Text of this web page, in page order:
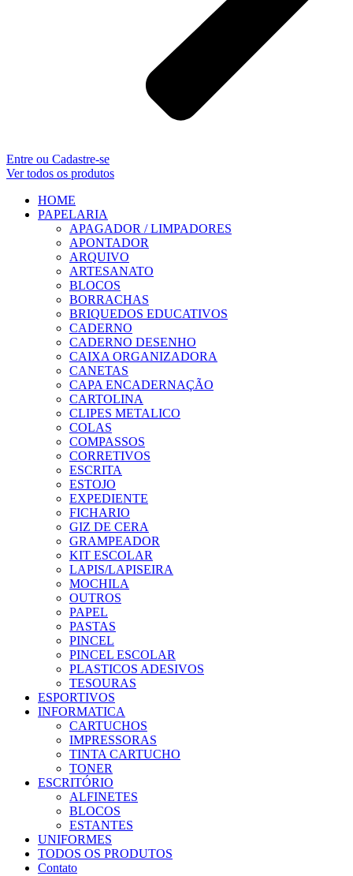
Entre ou Cadastre-se
Ver todos os produtos
HOME
PAPELARIA
APAGADOR / LIMPADORES
APONTADOR
ARQUIVO
ARTESANATO
BLOCOS
BORRACHAS
BRIQUEDOS EDUCATIVOS
CADERNO
CADERNO DESENHO
CAIXA ORGANIZADORA
CANETAS
CAPA ENCADERNAÇÃO
CARTOLINA
CLIPES METALICO
COLAS
COMPASSOS
CORRETIVOS
ESCRITA
ESTOJO
EXPEDIENTE
FICHARIO
GIZ DE CERA
GRAMPEADOR
KIT ESCOLAR
LAPIS/LAPISEIRA
MOCHILA
OUTROS
PAPEL
PASTAS
PINCEL
PINCEL ESCOLAR
PLASTICOS ADESIVOS
TESOURAS
ESPORTIVOS
INFORMATICA
CARTUCHOS
IMPRESSORAS
TINTA CARTUCHO
TONER
ESCRITÓRIO
ALFINETES
BLOCOS
ESTANTES
UNIFORMES
TODOS OS PRODUTOS
Contato